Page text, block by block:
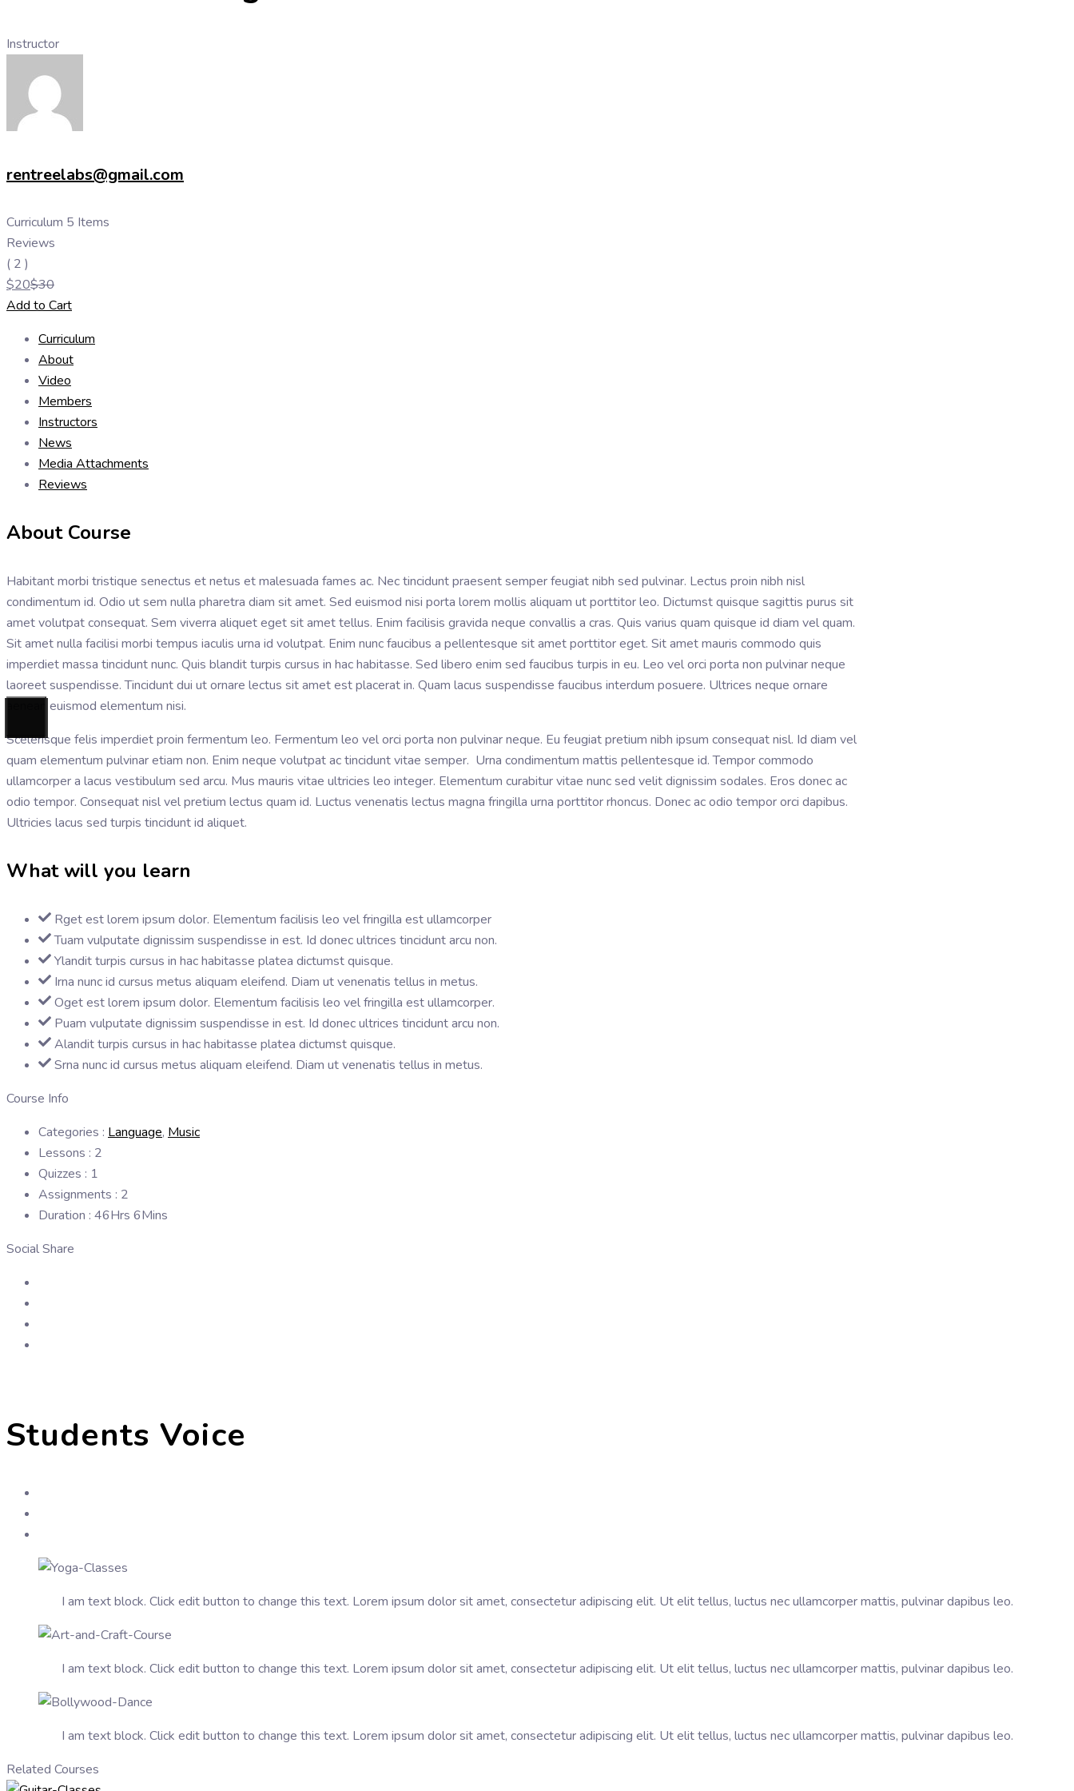
Instructor
rentreelabs@gmail.com
Curriculum 5 Items
Reviews
( 2 )
$20$30
Add to Cart
Curriculum
About
Video
Members
Instructors
News
Media Attachments
Reviews
About Course
Habitant morbi tristique senectus et netus et malesuada fames ac. Nec tincidunt praesent semper feugiat nibh sed pulvinar. Lectus proin nibh nisl
condimentum id. Odio ut sem nulla pharetra diam sit amet. Sed euismod nisi porta lorem mollis aliquam ut porttitor leo. Dictumst quisque sagittis purus sit
amet volutpat consequat. Sem viverra aliquet eget sit amet tellus. Enim facilisis gravida neque convallis a cras. Quis varius quam quisque id diam vel quam.
Sit amet nulla facilisi morbi tempus iaculis urna id volutpat. Enim nunc faucibus a pellentesque sit amet porttitor eget. Sit amet mauris commodo quis
imperdiet massa tincidunt nunc. Quis blandit turpis cursus in hac habitasse. Sed libero enim sed faucibus turpis in eu. Leo vel orci porta non pulvinar neque
laoreet suspendisse. Tincidunt dui ut ornare lectus sit amet est placerat in. Quam lacus suspendisse faucibus interdum posuere. Ultrices neque ornare
aenean euismod elementum nisi.
Scelerisque felis imperdiet proin fermentum leo. Fermentum leo vel orci porta non pulvinar neque. Eu feugiat pretium nibh ipsum consequat nisl. Id diam vel
quam elementum pulvinar etiam non. Enim neque volutpat ac tincidunt vitae semper. Urna condimentum mattis pellentesque id. Tempor commodo
ullamcorper a lacus vestibulum sed arcu. Mus mauris vitae ultricies leo integer. Elementum curabitur vitae nunc sed velit dignissim sodales. Eros donec ac
odio tempor. Consequat nisl vel pretium lectus quam id. Luctus venenatis lectus magna fringilla urna porttitor rhoncus. Donec ac odio tempor orci dapibus.
Ultricies lacus sed turpis tincidunt id aliquet.
What will you learn
Rget est lorem ipsum dolor. Elementum facilisis leo vel fringilla est ullamcorper
Tuam vulputate dignissim suspendisse in est. Id donec ultrices tincidunt arcu non.
Ylandit turpis cursus in hac habitasse platea dictumst quisque.
Irna nunc id cursus metus aliquam eleifend. Diam ut venenatis tellus in metus.
Oget est lorem ipsum dolor. Elementum facilisis leo vel fringilla est ullamcorper.
Puam vulputate dignissim suspendisse in est. Id donec ultrices tincidunt arcu non.
Alandit turpis cursus in hac habitasse platea dictumst quisque.
Srna nunc id cursus metus aliquam eleifend. Diam ut venenatis tellus in metus.
Course Info
Categories : Language, Music
Lessons : 2
Quizzes : 1
Assignments : 2
Duration : 46Hrs 6Mins
Social Share
Students Voice
I am text block. Click edit button to change this text. Lorem ipsum dolor sit amet, consectetur adipiscing elit. Ut elit tellus, luctus nec ullamcorper mattis, pulvinar dapibus leo.
I am text block. Click edit button to change this text. Lorem ipsum dolor sit amet, consectetur adipiscing elit. Ut elit tellus, luctus nec ullamcorper mattis, pulvinar dapibus leo.
I am text block. Click edit button to change this text. Lorem ipsum dolor sit amet, consectetur adipiscing elit. Ut elit tellus, luctus nec ullamcorper mattis, pulvinar dapibus leo.
Related Courses